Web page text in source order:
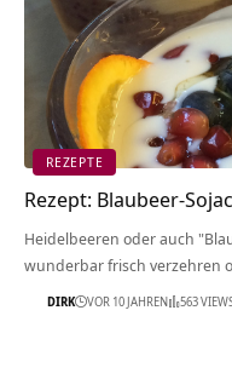
REZEPTE
Rezept: Blaubeer-
Heidelbeeren oder auch
wunderbar frisch verzehren
DIRK VOR 10 JAHREN 563